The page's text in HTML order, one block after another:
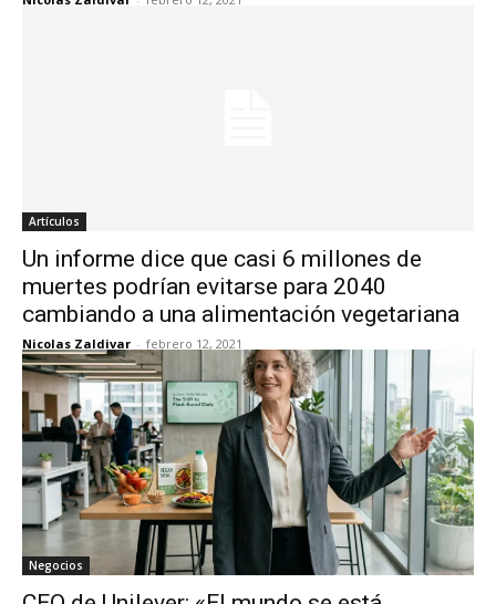
Artículos
Un informe dice que casi 6 millones de
muertes podrían evitarse para 2040
cambiando a una alimentación vegetariana
Nicolas Zaldivar - febrero 12, 2021
Negocios